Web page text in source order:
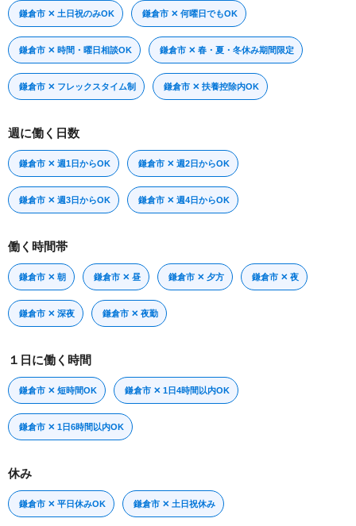
鎌倉市 ✕ 土日祝のみOK 鎌倉市 ✕ 何曜日でもOK
鎌倉市 ✕ 時間・曜日相談OK 鎌倉市 ✕ 春・夏・冬休み期間限定
鎌倉市 ✕ フレックスタイム制 鎌倉市 ✕ 扶養控除内OK
週に働く日数
鎌倉市 ✕ 週1日からOK 鎌倉市 ✕ 週2日からOK
鎌倉市 ✕ 週3日からOK 鎌倉市 ✕ 週4日からOK
働く時間帯
鎌倉市 ✕ 朝 鎌倉市 ✕ 昼 鎌倉市 ✕ 夕方 鎌倉市 ✕ 夜
鎌倉市 ✕ 深夜 鎌倉市 ✕ 夜勤
１日に働く時間
鎌倉市 ✕ 短時間OK 鎌倉市 ✕ 1日4時間以内OK
鎌倉市 ✕ 1日6時間以内OK
休み
鎌倉市 ✕ 平日休みOK 鎌倉市 ✕ 土日祝休み